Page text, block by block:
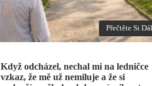
Přečtěte Si
Když odcházel, nechal mi na ledničce
vzkaz, že mě už nemiluje a že si